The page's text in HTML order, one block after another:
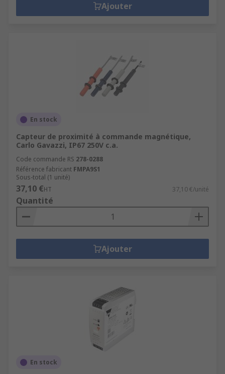
Ajouter
En stock
Capteur de proximité à commande magnétique,
Carlo Gavazzi, IP67 250V c.a.
Code commande RS 278-0288
Référence fabricant FMPA9S1
Sous-total (1 unité)
37,10 €HT 37,10 €/unité
Quantité
Ajouter
En stock